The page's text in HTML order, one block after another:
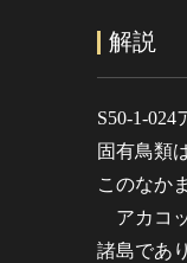
解説
S50-1-
固有鳥類
このなか
アカコ
諸島であ